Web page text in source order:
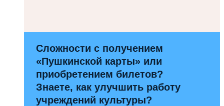
Сложности с получением
«Пушкинской карты» или
приобретением билетов?
Знаете, как улучшить работу
учреждений культуры?